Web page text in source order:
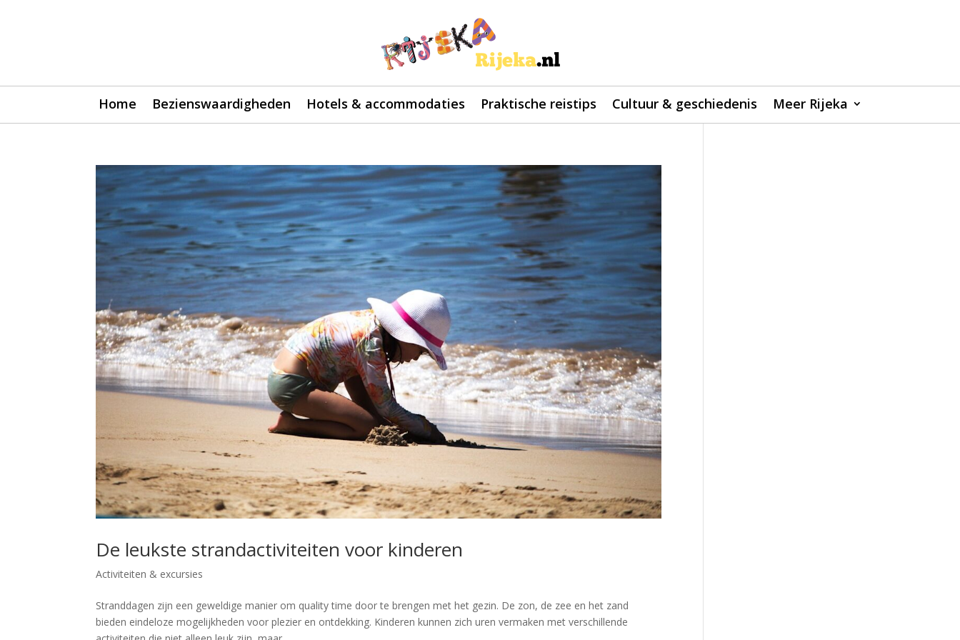
Home Bezienswaardigheden Hotels & accommodaties Praktische reistips Cultuur & geschiedenis Meer Rijeka
De leukste strandactiviteiten voor kinderen
Activiteiten & excursies
Stranddagen zijn een geweldige manier om quality time door te brengen met het gezin. De zon, de zee en het zand
bieden eindeloze mogelijkheden voor plezier en ontdekking. Kinderen kunnen zich uren vermaken met verschillende